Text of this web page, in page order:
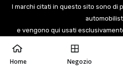
Home Negozio
I marchi citati in questo sito sono di
e vengono qui usati